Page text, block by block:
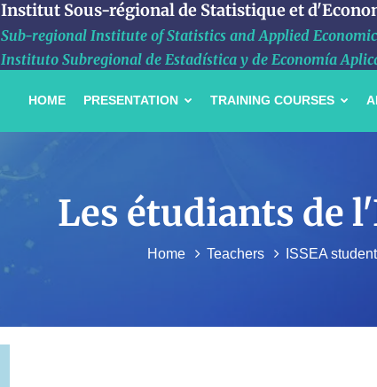
Institut Sous-régional de Statistique et
Sub-regional Institute of Statistics and Applied
Instituto Subregional de Estadística y de Economía
HOME PRESENTATION TRAINING COURSES
Les étudiants de
Home Teachers ISSEA